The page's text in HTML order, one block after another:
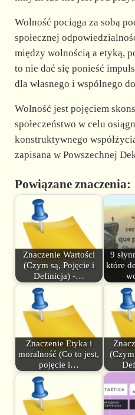
Wolność pociąga za sobą
społecznej
między wolnością a etyką,
to nie dać się ponieść
dla własnego i wspólnego
Wolność jest pojęciem
społeczeństwo w celu
konstruktywnego
zapisana w Powszechnej
Powiązane znaczenia:
Znaczenie Wartości
(Czym są, Pojęcie i
Definicja) -…
9
które
Znaczenie Etyka i
moralność (Co to jest,
pojęcie i…